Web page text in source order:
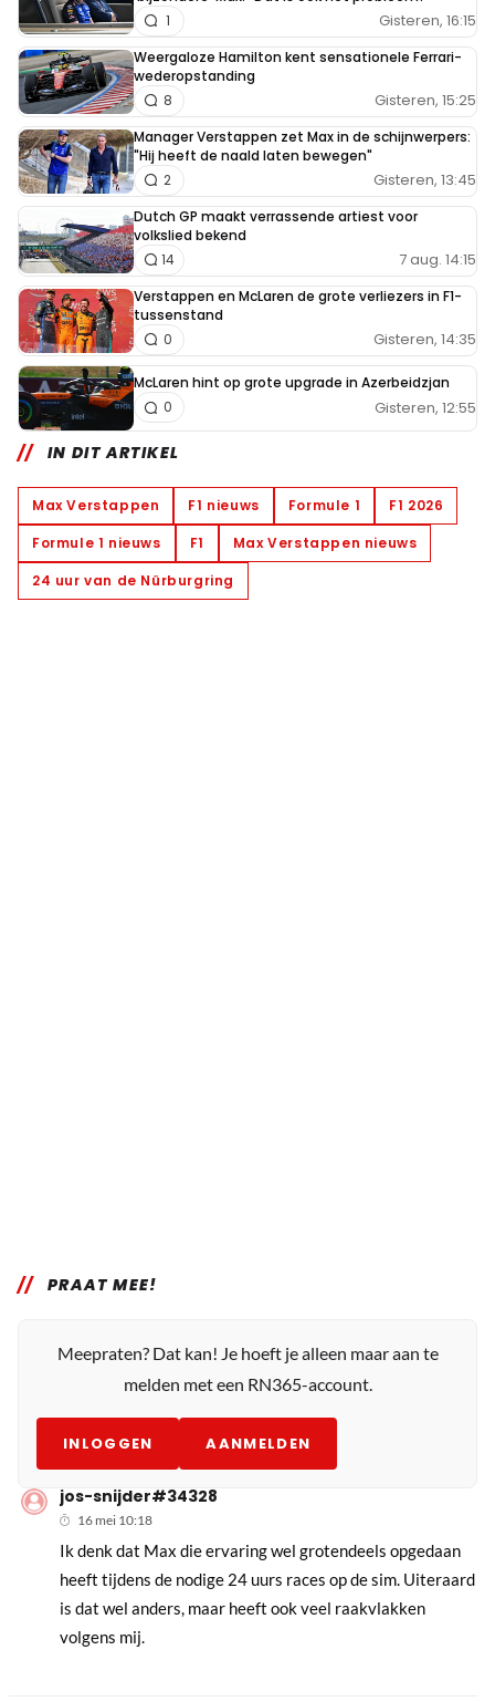
Gisteren, 16:15
1
Weergaloze Hamilton kent sensationele Ferrari-
wederopstanding
Gisteren, 15:25
8
Manager Verstappen zet Max in de schijnwerpers:
"Hij heeft de naald laten bewegen"
Gisteren, 13:45
2
Dutch GP maakt verrassende artiest voor
volkslied bekend
7 aug. 14:15
14
Verstappen en McLaren de grote verliezers in F1-
tussenstand
Gisteren, 14:35
0
McLaren hint op grote upgrade in Azerbeidzjan
Gisteren, 12:55
0
IN DIT ARTIKEL
Max Verstappen F1 nieuws Formule 1
F1 2026
Formule 1 nieuws
F1
Max Verstappen nieuws
24 uur van de Nürburgring
PRAAT MEE!
Meepraten? Dat kan! Je hoeft je alleen maar aan te
melden met een RN365-account.
INLOGGEN AANMELDEN
jos-snijder#34328
16 mei 10:18
Ik denk dat Max die ervaring wel grotendeels opgedaan
heeft tijdens de nodige 24 uurs races op de sim. Uiteraard
is dat wel anders, maar heeft ook veel raakvlakken
volgens mij.